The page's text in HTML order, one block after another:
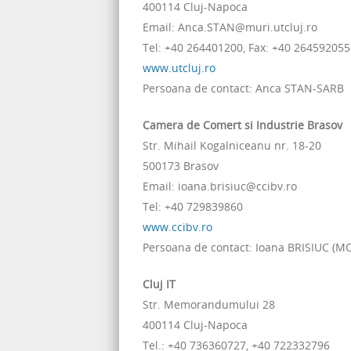
400114 Cluj-Napoca
Email: Anca.STAN@muri.utcluj.ro
Tel: +40 264401200, Fax: +40 264592055
www.utcluj.ro
Persoana de contact: Anca STAN-SARB
Camera de Comert si Industrie Brasov
Str. Mihail Kogalniceanu nr. 18-20
500173 Brasov
Email: ioana.brisiuc@ccibv.ro
Tel: +40 729839860
www.ccibv.ro
Persoana de contact: Ioana BRISIUC
Cluj IT
Str. Memorandumului 28
400114 Cluj-Napoca
Tel.: +40 736360727, +40 722332796